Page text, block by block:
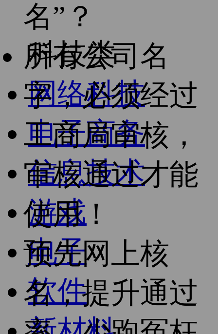
科技类
网络科技
电子商务
信息技术
游戏
电子
软件
名”？
所有公司名
字，必须经过
工商局审核，
审核通过才能
使用！
预先网上核
名，提升通过